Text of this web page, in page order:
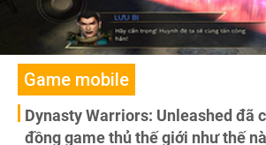
Game mobile
Dynasty Warriors: Unleashed đã
đồng game thủ thế giới như thế